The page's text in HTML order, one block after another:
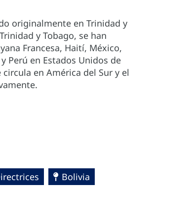
originalmente en Trinidad y
y Tobago, se han
Francesa, Haití, México,
Perú en Estados Unidos de
en América del Sur y el
Bolivia